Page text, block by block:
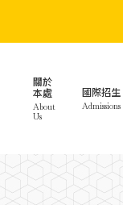
關於
本處
About
Us
國際招生
Admissions